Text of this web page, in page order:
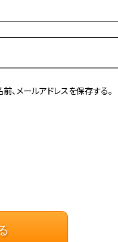
、メールアドレスを保存する。